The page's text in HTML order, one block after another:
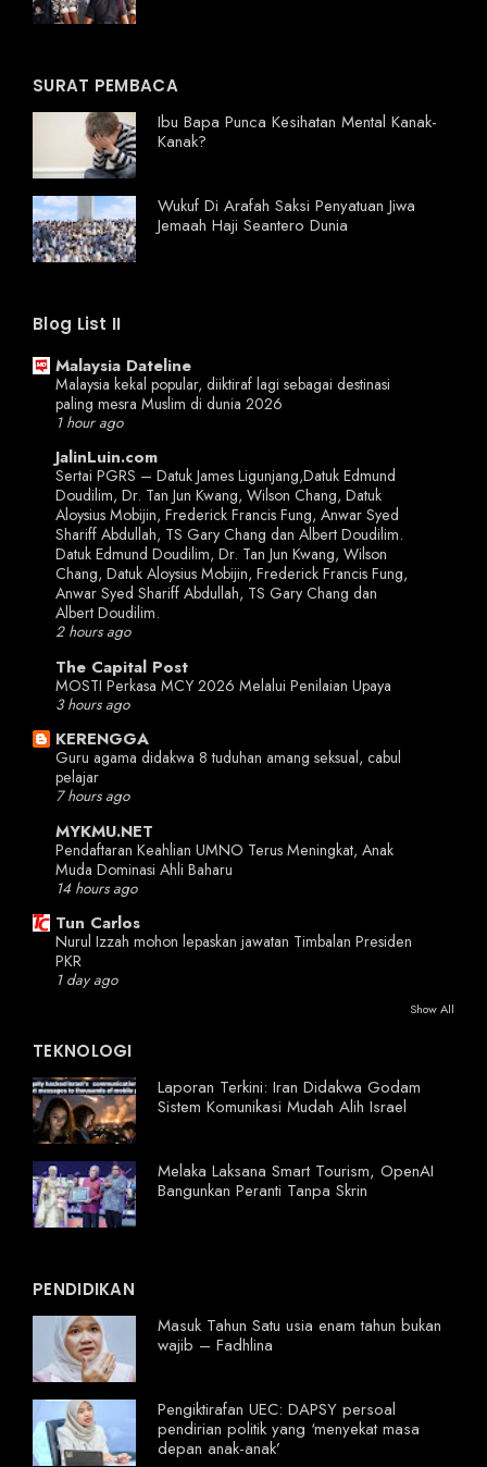
SURAT PEMBACA
Ibu Bapa Punca Kesihatan Mental Kanak-
Kanak?
Wukuf Di Arafah Saksi Penyatuan Jiwa
Jemaah Haji Seantero Dunia
Blog List II
Malaysia Dateline
Malaysia kekal popular, diiktiraf lagi sebagai destinasi
paling mesra Muslim di dunia 2026
1 hour ago
JalinLuin.com
Sertai PGRS – Datuk James Ligunjang,Datuk Edmund
Doudilim, Dr. Tan Jun Kwang, Wilson Chang, Datuk
Aloysius Mobijin, Frederick Francis Fung, Anwar Syed
Shariff Abdullah, TS Gary Chang dan Albert Doudilim.
Datuk Edmund Doudilim, Dr. Tan Jun Kwang, Wilson
Chang, Datuk Aloysius Mobijin, Frederick Francis Fung,
Anwar Syed Shariff Abdullah, TS Gary Chang dan
Albert Doudilim.
2 hours ago
The Capital Post
MOSTI Perkasa MCY 2026 Melalui Penilaian Upaya
3 hours ago
KERENGGA
Guru agama didakwa 8 tuduhan amang seksual, cabul
pelajar
7 hours ago
MYKMU.NET
Pendaftaran Keahlian UMNO Terus Meningkat, Anak
Muda Dominasi Ahli Baharu
14 hours ago
Tun Carlos
Nurul Izzah mohon lepaskan jawatan Timbalan Presiden
PKR
1 day ago
Show All
TEKNOLOGI
Laporan Terkini: Iran Didakwa Godam
Sistem Komunikasi Mudah Alih Israel
Melaka Laksana Smart Tourism, OpenAI
Bangunkan Peranti Tanpa Skrin
PENDIDIKAN
Masuk Tahun Satu usia enam tahun bukan
wajib – Fadhlina
Pengiktirafan UEC: DAPSY persoal
pendirian politik yang ‘menyekat masa
depan anak-anak’